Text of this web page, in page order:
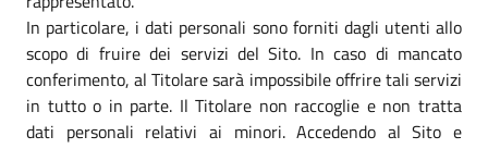
In particolare, i dati personali sono forniti dagli utenti allo
scopo di fruire dei servizi del Sito. In caso di mancato
conferimento, al Titolare sarà impossibile offrire tali servizi
in tutto o in parte. Il Titolare non raccoglie e non tratta
dati personali relativi ai minori. Accedendo al Sito e